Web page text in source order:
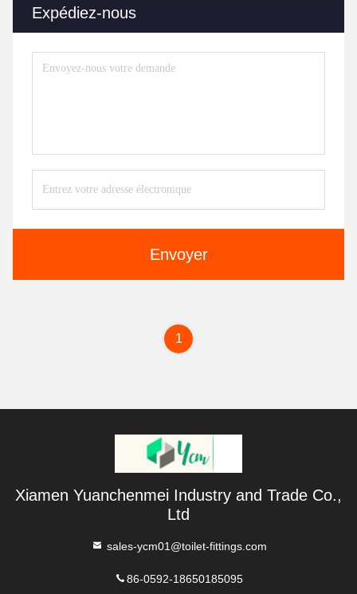
Expédiez-nous
Envoyer
1
Xiamen Yuanchenmei Industry and Trade Co.,
Ltd
sales-ycm01@toilet-fittings.com
86-0592-18650185095